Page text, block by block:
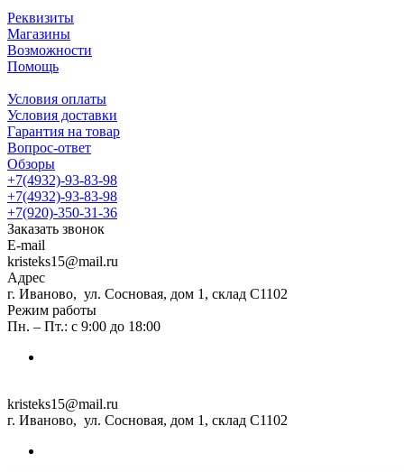
Реквизиты
Магазины
Возможности
Помощь
Условия оплаты
Условия доставки
Гарантия на товар
Вопрос-ответ
Обзоры
+7(4932)-93-83-98
+7(4932)-93-83-98
+7(920)-350-31-36
Заказать звонок
E-mail
kristeks15@mail.ru
Адрес
г. Иваново, ул. Сосновая, дом 1, склад С1102
Режим работы
Пн. – Пт.: с 9:00 до 18:00
kristeks15@mail.ru
г. Иваново, ул. Сосновая, дом 1, склад С1102